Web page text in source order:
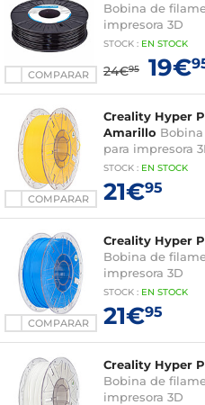
COMPARAR
Bobina de
impresora 3D
STOCK : EN STOCK
24€95 19€
COMPARAR
Creality Hyper
Amarillo
para impresora
STOCK : EN STOCK
21€95
COMPARAR
Creality Hyper
Bobina de
impresora 3D
STOCK : EN STOCK
21€95
Creality Hyper
Bobina de
impresora 3D